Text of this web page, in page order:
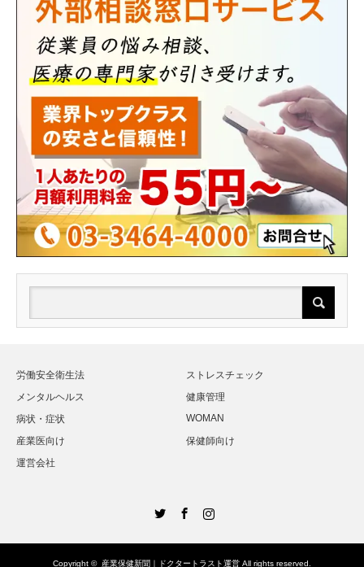
労働安全衛生法
ストレスチェック
メンタルヘルス
健康管理
病状・症状
WOMAN
産業医向け
保健師向け
運営会社
Copyright © 産業保健新聞｜ドクタートラスト運営 All rights reserved.